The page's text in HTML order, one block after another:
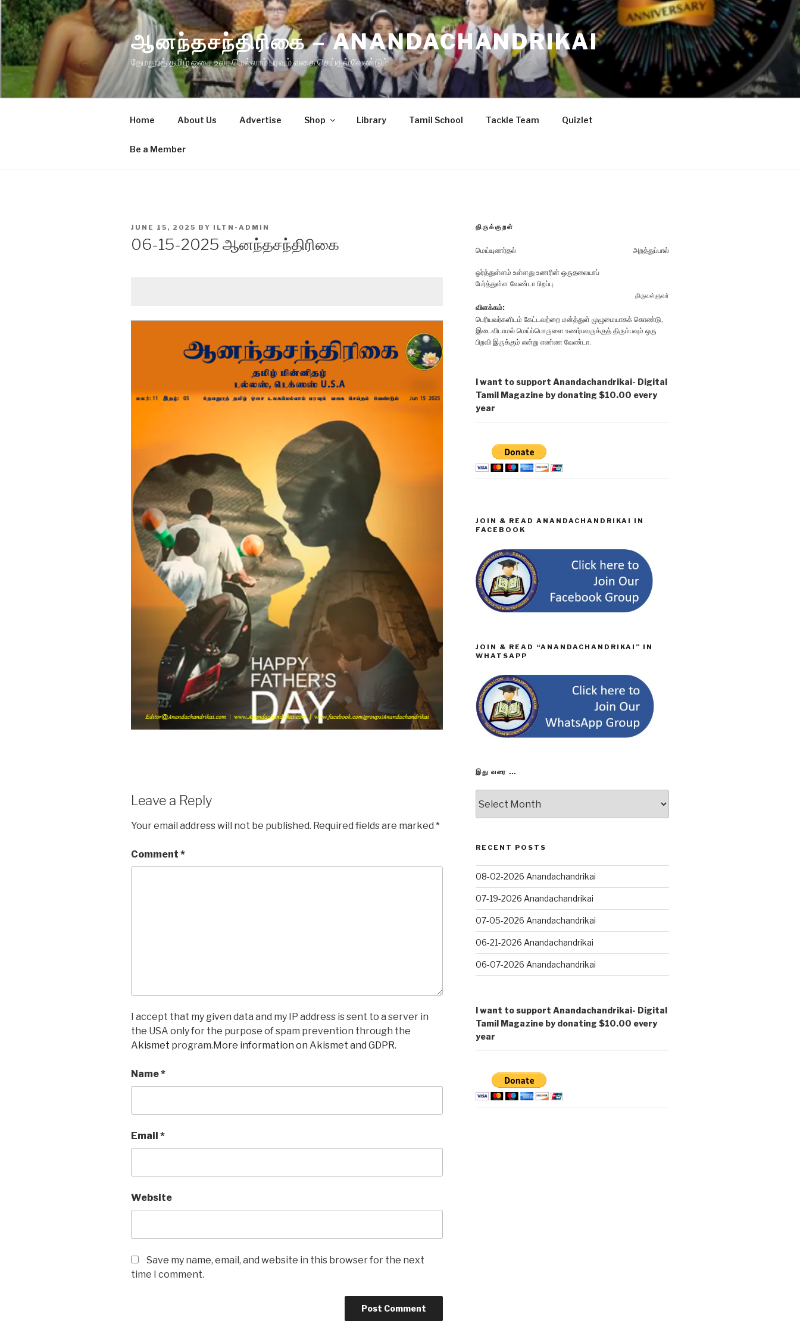
Skip
to
content
ஆனந்தசந்திரிகை – ANANDACHANDRIKAI
தேமதுரத் தமிழ் ஓசை உலகமெல்லாம் பரவும் வகை செய்தல் வேண்டும்
Home About Us Advertise Shop Library Tamil School Tackle Team Quizlet
Be a Member
POSTED
JUNE 15, 2025 BY ILTN-ADMIN
06-15-2025 ஆனந்தசந்திரிகை
Leave a Reply
Your email address will not be published. Required fields are marked *
Comment *
I accept that my given data and my IP address is sent to a server in
the USA only for the purpose of spam prevention through the
Akismet program.More information on Akismet and GDPR.
Name*
Email *
Website
Save my name, email, and website in this browser for the next
time I comment.
திருக்குறள்
மெய்யுணர்தல் அறத்துப்பால்
ஓர்த்துள்ளம் உள்ளது உணரின் ஒருதலையாப்
பேர்த்துள்ள வேண்டா பிறப்பு.
திருவள்ளுவர்
விளக்கம்:
பெரியவர்களிடம் கேட்டவற்றை மன்த்துள் முழுமையாகக் கொண்டு,
இடைவிடாமல் மெய்ப்பொருளை உணர்பவருக்குத் ‌திரும்பவும் ஒரு
பிறவி இருக்கும் என்று எண்ண வேண்டா.
I want to support Anandachandrikai- Digital
Tamil Magazine by donating $10.00 every
year
JOIN & READ ANANDACHANDRIKAI IN
FACEBOOK
JOIN & READ “ANANDACHANDRIKAI” IN
WHATSAPP
இது வரை …
வரை
…
RECENT POSTS
08-02-2026 Anandachandrikai
07-19-2026 Anandachandrikai
07-05-2026 Anandachandrikai
06-21-2026 Anandachandrikai
06-07-2026 Anandachandrikai
I want to support Anandachandrikai- Digital
Tamil Magazine by donating $10.00 every
year